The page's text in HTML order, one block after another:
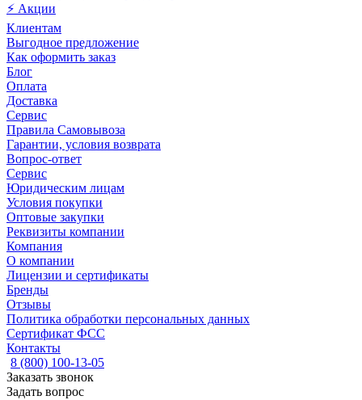
⚡ Акции
Клиентам
Выгодное предложение
Как оформить заказ
Блог
Оплата
Доставка
Сервис
Правила Самовывоза
Гарантии, условия возврата
Вопрос-ответ
Сервис
Юридическим лицам
Условия покупки
Оптовые закупки
Реквизиты компании
Компания
О компании
Лицензии и сертификаты
Бренды
Отзывы
Политика обработки персональных данных
Сертификат ФСС
Контакты
8 (800) 100-13-05
Заказать звонок
Задать вопрос